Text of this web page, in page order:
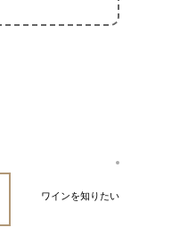
ワインを知りたい